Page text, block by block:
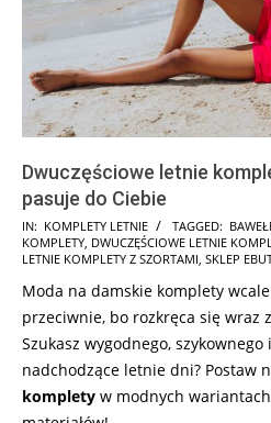
Dwuczęściowe letnie
pasuje do Ciebie
2026-
05-
IN: KOMPLETY LETNIE TAGGED:
KOMPLETY, DWUCZĘŚCIOWE LETNIE
LETNIE KOMPLETY Z SZORTAMI, SKLEP
Moda na damskie komplety
przeciwnie, bo rozkręca się wraz
Szukasz wygodnego,
nadchodzące letnie dni? Postaw
komplety w modnych